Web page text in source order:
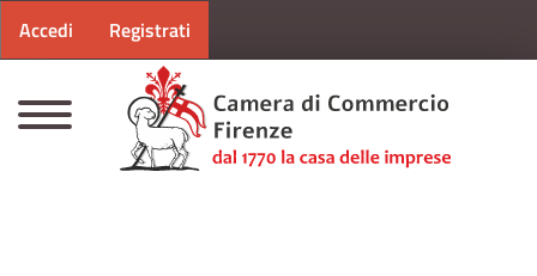
Menu profilo utente
Accedi Registrati